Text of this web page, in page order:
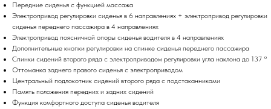
Передние сиденья с функцией массажа
Электропривод регулировки сиденья в 6 направлениях + электропривод регулировки
сиденья переднего пассажира в 4 направлениях
Электропривод поясничной опоры сиденья водителя в 4 направлениях
Дополнительные кнопки регулировки на спинке сиденья переднего пассажира
Спинки сидений второго ряда с электроприводом регулировки угла наклона до 137 °
Оттоманка заднего правого сиденья с электроприводом
Центральный подлокотник сидений второго ряда с подстаканниками
Память положения передних и задних сидений
Функция комфортного доступа сиденья водителя